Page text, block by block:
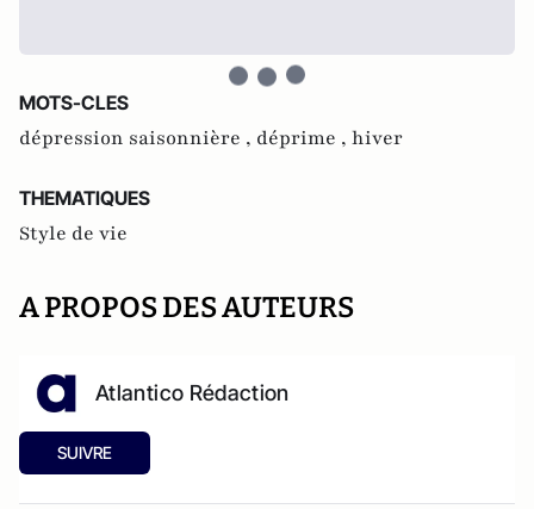
MOTS-CLES
dépression saisonnière , déprime , hiver
THEMATIQUES
Style de vie
A PROPOS DES AUTEURS
Atlantico Rédaction
SUIVRE